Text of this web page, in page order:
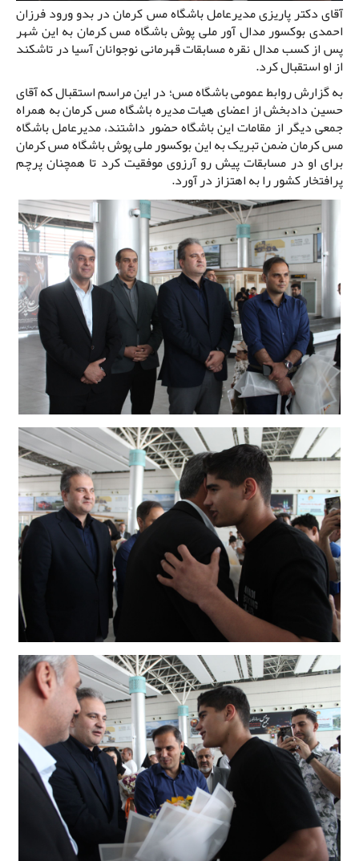
آقای دکتر پاریزی مدیرعامل باشگاه مس کرمان در بدو ورود فرزان
احمدی بوکسور مدال آور ملی پوش باشگاه مس کرمان به این شهر
پس از کسب مدال نقره مسابقات قهرمانی نوجوانان آسیا در تاشکند
از او استقبال کرد.
به گزارش روابط عمومی باشگاه مس؛ در این مراسم استقبال که آقای
حسین دادبخش از اعضای هیات مدیره باشگاه مس کرمان به همراه
جمعی دیگر از مقامات این باشگاه حضور داشتند، مدیرعامل باشگاه
مس کرمان ضمن تبریک به این بوکسور ملی پوش باشگاه مس کرمان
برای او در مسابقات پیش رو آرزوی موفقیت کرد تا همچنان پرچم
پرافتخار کشور را به اهتزاز در آورد.